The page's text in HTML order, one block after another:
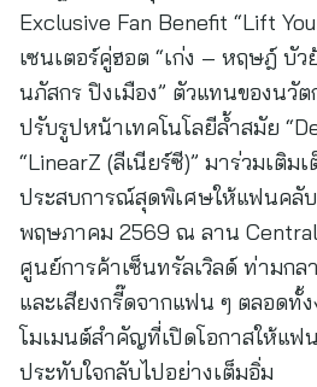
Exclusive Fan Benefit “Lift
เซนเตอร์คู่ฮอต “เก่ง – หฤษฎ์ บัว
นภัสกร ปิงเมือง” ตัวแทนของนวั
ปรับรูปหน้าเทคโนโลยีล้ำสมัย
“LinearZ (ลีเนียร์ซี)” มาร่วมเติม
ประสบการณ์สุดพิเศษให้แฟนคลั
พฤษภาคม 2569 ณ ลาน
ศูนย์การค้าเซ็นทรัลเวิลด์ ท่ามก
และเสียงกรี๊ดจากแฟน ๆ ตลอดทั้
โมเมนต์สำคัญที่เปิดโอกาสให้แฟ
ประทับใจกลับไปอย่างเต็มอิ่ม